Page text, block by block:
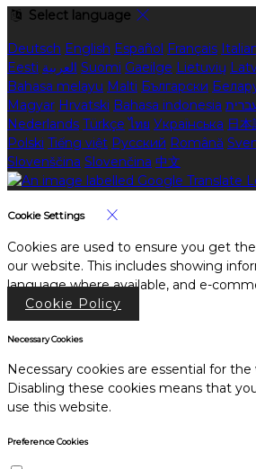
Select language
Deutsch English Español Français
Eesti العربية Suomi Gaeilge Lietuvių
Bahasa melayu Malti Български
Magyar Hrvatski Bahasa indonesia
Nederlands Türkçe ไทย Українська 日本
Polski Tiếng việt Русский Română
Slovenščina Slovenčina 中文
Cookie Settings
Cookies are used to ensure you get
our website. This includes showing
language where available, and e-
Cookie Policy
Necessary Cookies
Necessary cookies are essential for
Disabling these cookies means that
use this website.
Preference Cookies